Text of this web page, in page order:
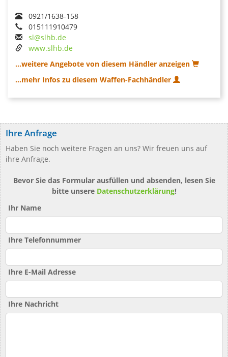
0921/1638-158
015111910479
sl@slhb.de
www.slhb.de
...weitere Angebote von diesem Händler anzeigen
...mehr Infos zu diesem Waffen-Fachhändler
Ihre Anfrage
Haben Sie noch weitere Fragen an uns? Wir freuen uns auf
ihre Anfrage.
Bevor Sie das Formular ausfüllen und absenden, lesen Sie
bitte unsere Datenschutzerklärung!
Ihr Name
Ihre Telefonnummer
Ihre E-Mail Adresse
Ihre Nachricht